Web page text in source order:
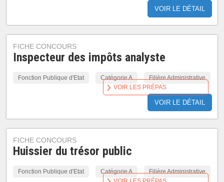
VOIR LE DÉTAIL
FICHE CONCOURS
Inspecteur des impôts analyste
Fonction Publique d'Etat Catégorie A Filière Administrative
VOIR LE DÉTAIL
VOIR LES PRÉPAS
FICHE CONCOURS
Huissier du trésor public
Fonction Publique d'Etat Catégorie A Filière Administrative